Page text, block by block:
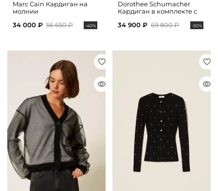
Marc Cain Кардиган на
молнии
34 000 ₽ 56 650 ₽ -40%
Dorothee Schumacher
Кардиган в комплекте с
34 900 ₽ 69 800 ₽ -50%